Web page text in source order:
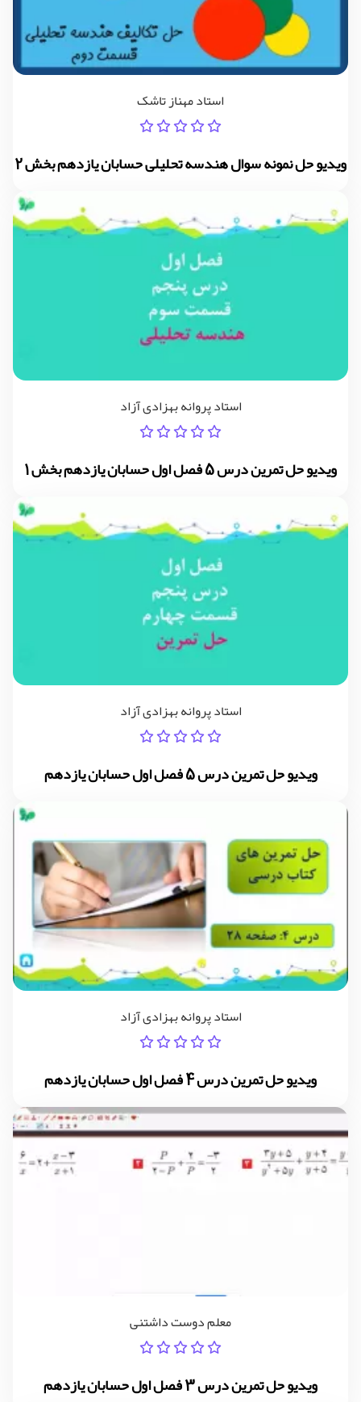
استاد مهناز تاشک
ویدیو حل نمونه سوال هندسه تحلیلی حسابان یازدهم بخش 2
استاد پروانه بهزادی آزاد
ویدیو حل تمرین درس 5 فصل اول حسابان یازدهم بخش 1
استاد پروانه بهزادی آزاد
ویدیو حل تمرین درس 5 فصل اول حسابان یازدهم
استاد پروانه بهزادی آزاد
ویدیو حل تمرین درس 4 فصل اول حسابان یازدهم
معلم دوست داشتنی
ویدیو حل تمرین درس 3 فصل اول حسابان یازدهم